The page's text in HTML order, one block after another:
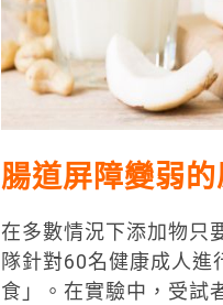
腸道屏障變弱的
在多數情況下添加物只
隊針對60名健康成人
食」。在實驗中，受試